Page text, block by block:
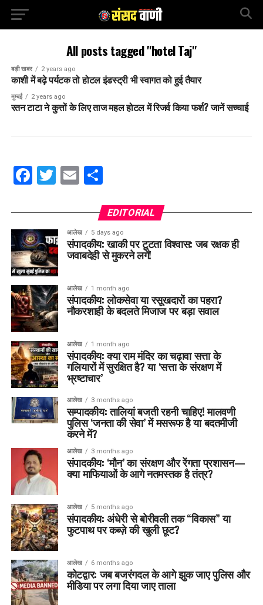
All posts tagged "hotel Taj"
बड़ी खबर 2 years ago
काशी में बढ़े पर्यटक तो होटल इंडस्ट्री भी स्वागत को हुई तैयार
मुम्बई 2 years ago
रतन टाटा ने कुत्तों के लिए ताज महल होटल में रिजर्व किया फर्श? जानें सच्चाई
Facebook
Twitter
EmailShare
EDITORIAL
आलेख 5 days ago
संपादकीय: खाकी पर टूटता विश्वास: जब रक्षक ही
जवाबदेही से मुकरने लगें!
आलेख 1 month ago
संपादकीय: लोकसेवा या रसूखदारों का पहरा?
नौकरशाही के बदलते मिजाज पर बड़ा सवाल
आलेख 1 month ago
संपादकीय: क्या राम मंदिर का चढ़ावा सत्ता के
गलियारों में सुरक्षित है? या ‘सत्ता के संरक्षण में
भ्रष्टाचार’
आलेख 3 months ago
सम्पादकीय: तालियां बजती रहनी चाहिए! मालवणी
पुलिस ‘जनता की सेवा’ में मसरूफ है या बदतमीजी
करने में?
आलेख 3 months ago
संपादकीय: ‘मौन’ का संरक्षण और रेंगता प्रशासन—
क्या माफियाओं के आगे नतमस्तक है तंत्र?
आलेख 5 months ago
संपादकीय: अंधेरी से बोरीवली तक “विकास” या
फुटपाथ पर कब्ज़े की खुली छूट?
आलेख 6 months ago
कोटद्वार: जब बजरंगदल के आगे झुक जाए पुलिस और
मीडिया पर लगा दिया जाए ताला